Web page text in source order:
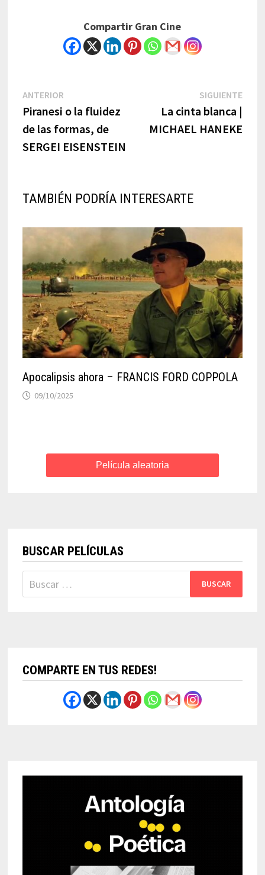
Compartir Gran Cine
Navegación
de
entradas
ANTERIOR
post:
Piranesi o la fluidez
de las formas, de
SERGEI EISENSTEIN
SIGUIENTENext
La cinta blanca |
MICHAEL HANEKE
TAMBIÉN PODRÍA INTERESARTE
Apocalipsis ahora – FRANCIS FORD COPPOLA
09/10/2025
Película aleatoria
BUSCAR PELÍCULAS
Buscar:
COMPARTE EN TUS REDES!